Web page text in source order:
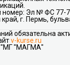
номер: Эл № ФС 77-
г. Пермь,
обязательна
v-kurse.ru
"МГ "МАГМА"